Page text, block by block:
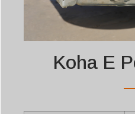
Koha E